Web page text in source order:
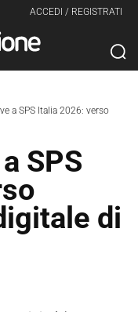
ACCEDI / REGISTRATI
a SPS Italia 2026: verso
SPS
di